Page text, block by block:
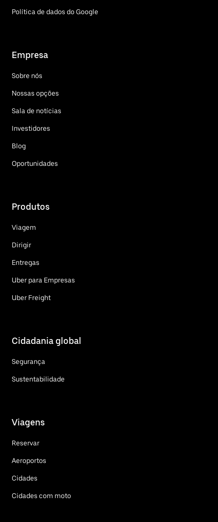
Política de dados do Google
Empresa
Sobre nós
Nossas opções
Sala de notícias
Investidores
Blog
Oportunidades
Produtos
Viagem
Dirigir
Entregas
Uber para Empresas
Uber Freight
Cidadania global
Segurança
Sustentabilidade
Viagens
Reservar
Aeroportos
Cidades
Cidades com moto